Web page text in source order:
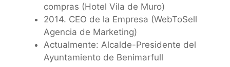
compras (Hotel Vila de Muro)
2014. CEO de la Empresa (WebToSell
Agencia de Marketing)
Actualmente: Alcalde-Presidente del
Ayuntamiento de Benimarfull